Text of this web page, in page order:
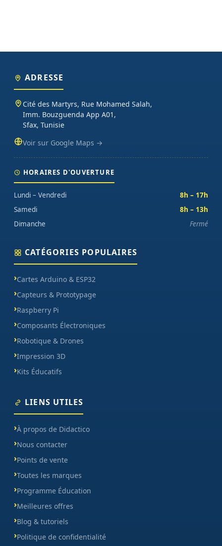
ADRESSE
Cité des Martyrs, Rue Mohamed Salah,
Imm. Bouzguenda App A01,
Sfax, Tunisie
Voir sur Google Maps →
HORAIRES D'OUVERTURE
Lundi – Vendredi
8h – 17h
Samedi
8h – 13h
Dimanche
Fermé
CATÉGORIES POPULAIRES
Cartes Arduino & ESP32
Capteurs & Prototypage
Raspberry Pi
Composants Électroniques
Robotique & Drones
Impression 3D
Kits Éducatifs
LIENS UTILES
À propos de Didactico
Nous contacter
Points de vente
Toutes les marques
Programme Éducation
Meilleures offres
Blog & tutoriels
Politique de confidentialité